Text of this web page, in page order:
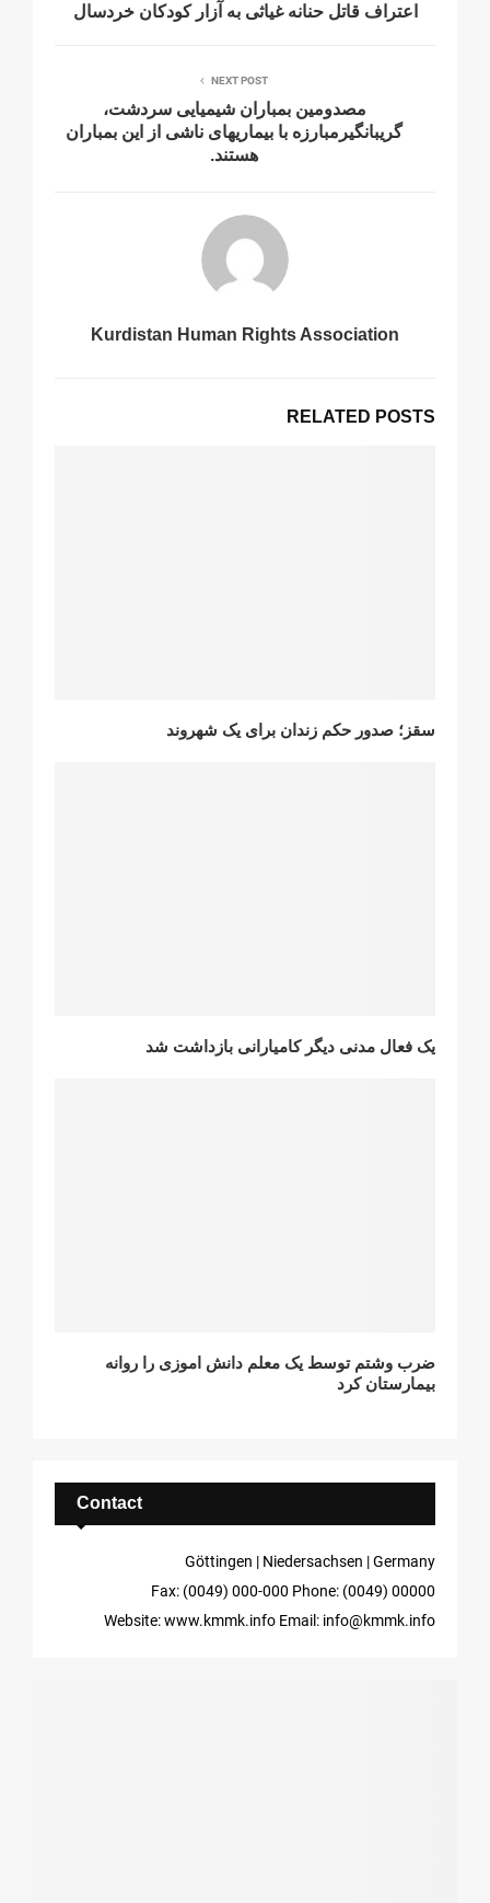
اعتراف قاتل حنانە غیاثی بە آزار کودکان خردسال
NEXT POST
مصدومين بمباران شيميايى سردشت،
گريبانگيرمبارزه با بيماريهاى ناشى از اين بمباران
هستند.
Kurdistan Human Rights Association
RELATED POSTS
سقز؛ صدور حکم زندان برای یک شهروند
یک فعال مدنی دیگر کامیارانی بازداشت شد
ضرب وشتم توسط یک معلم دانش اموزی را روانە
بیمارستان کرد
Contact
Göttingen | Niedersachsen | Germany
Phone: (0049) 00000
Fax: (0049) 000-000
Email: info@kmmk.info
Website: www.kmmk.info